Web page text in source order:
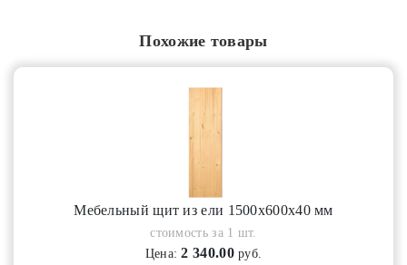
Похожие товары
Мебельный щит из ели 1500х600х40 мм
стоимость за 1 шт.
Цена:2 340.00руб.